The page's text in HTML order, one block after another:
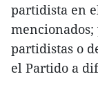
partidista en
partidistas o
el Partido a